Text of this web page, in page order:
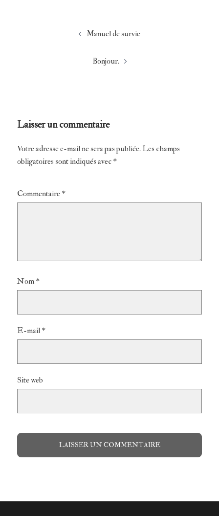
Manuel de survie
Bonjour.
Laisser un commentaire
Votre adresse e-mail ne sera pas publiée. Les champs
obligatoires sont indiqués avec *
Commentaire *
Nom *
E-mail *
Site web
Alternative: